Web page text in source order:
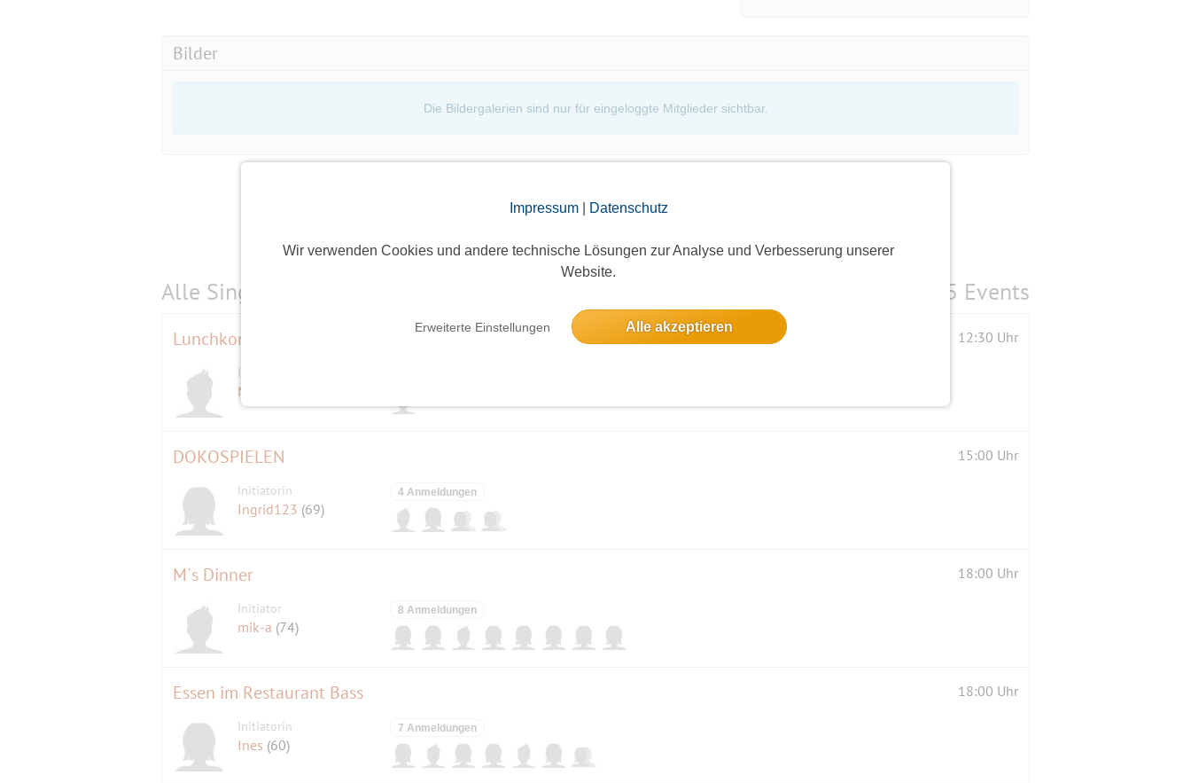
Impressum| Datenschutz
Wir verwenden Cookies und andere technische Lösungen zur Analyse und Verbesserung unserer
Website.
Erweiterte Einstellungen Alle akzeptieren
Bilder
Die Bildergalerien sind nur für eingeloggte Mitglieder sichtbar.
Alle Single-Events am 5 Events
Lunchkonzert 12:30 Uhr
Initiator
Maratiri
DOKOSPIELEN 15:00 Uhr
Initiatorin
Ingrid123 (69)
4 Anmeldungen
M´s Dinner 18:00 Uhr
Initiator
mik-a (74)
8 Anmeldungen
Essen im Restaurant Bass 18:00 Uhr
Initiatorin
Ines (60)
7 Anmeldungen